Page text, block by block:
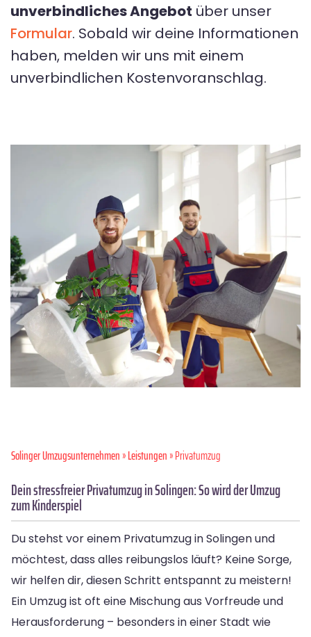
unverbindliches Angebot über unser
Formular. Sobald wir deine Informationen
haben, melden wir uns mit einem
unverbindlichen Kostenvoranschlag.
Solinger Umzugsunternehmen»Leistungen» Privatumzug
Dein stressfreier Privatumzug in Solingen: So wird der Umzug
zum Kinderspiel
Du stehst vor einem Privatumzug in Solingen und
möchtest, dass alles reibungslos läuft? Keine Sorge,
wir helfen dir, diesen Schritt entspannt zu meistern!
Ein Umzug ist oft eine Mischung aus Vorfreude und
Herausforderung – besonders in einer Stadt wie